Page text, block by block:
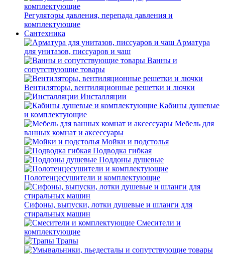
Регуляторы давления, перепада давления и
комплектующие
Сантехника
Арматура
для унитазов, писсуаров и чаш
Ванны и
сопутствующие товары
Вентиляторы, вентиляционные решетки и лючки
Инсталляции
Кабины душевые
и комплектующие
Мебель для
ванных комнат и аксессуары
Мойки и подстолья
Подводка гибкая
Поддоны душевые
Полотенцесушители и комплектующие
Сифоны, выпуски, лотки душевые и шланги для
стиральных машин
Смесители и
комплектующие
Трапы